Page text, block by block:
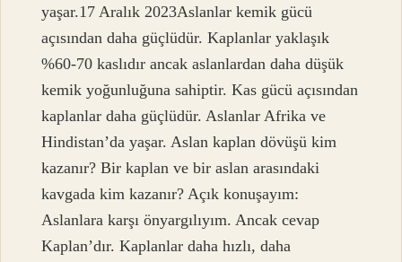
yaşar.17 Aralık 2023Aslanlar kemik gücü
açısından daha güçlüdür. Kaplanlar yaklaşık
%60-70 kaslıdır ancak aslanlardan daha düşük
kemik yoğunluğuna sahiptir. Kas gücü açısından
kaplanlar daha güçlüdür. Aslanlar Afrika ve
Hindistan’da yaşar. Aslan kaplan dövüşü kim
kazanır? Bir kaplan ve bir aslan arasındaki
kavgada kim kazanır? Açık konuşayım:
Aslanlara karşı önyargılıyım. Ancak cevap
Kaplan’dır. Kaplanlar daha hızlı, daha